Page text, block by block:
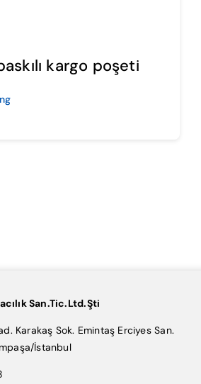
kargo poşeti
San.Tic.Ltd.Şti
Karakaş Sok. Emintaş Erciyes San.
İstanbul